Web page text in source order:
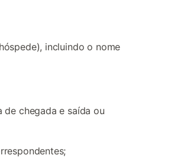
incluindo o nome
chegada e saída ou